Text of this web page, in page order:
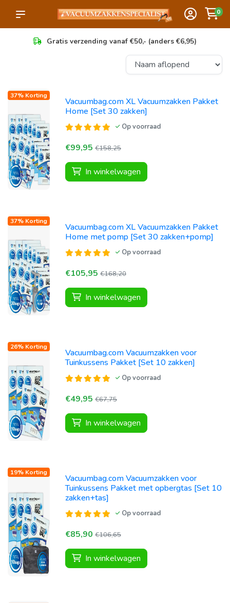
0
Gratis verzending vanaf €50,- (anders €6,95)
37% Korting
Vacuumbag.com XL Vacuumzakken Pakket
Home [Set 30 zakken]
Op voorraad
€99,95 €158,25
In winkelwagen
37% Korting
Vacuumbag.com XL Vacuumzakken Pakket
Home met pomp [Set 30 zakken+pomp]
Op voorraad
€105,95 €168,20
In winkelwagen
26% Korting
Vacuumbag.com Vacuumzakken voor
Tuinkussens Pakket [Set 10 zakken]
Op voorraad
€49,95 €67,75
In winkelwagen
19% Korting
Vacuumbag.com Vacuumzakken voor
Tuinkussens Pakket met opbergtas [Set 10
zakken+tas]
Op voorraad
€85,90 €106,65
In winkelwagen